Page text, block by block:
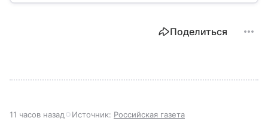
Поделиться
11 часов назад Источник: Российская газета